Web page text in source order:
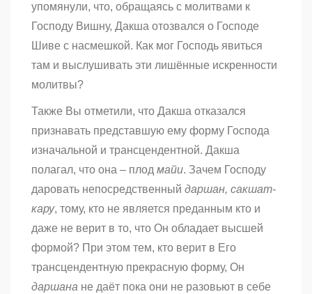
упомянули, что, обращаясь с молитвами к
Господу Вишну, Дакша отозвался о Господе
Шиве с насмешкой. Как мог Господь явиться
там и выслушивать эти лишённые искренности
молитвы?
Также Вы отметили, что Дакша отказался
признавать представшую ему форму Господа
изначальной и трансцендентной. Дакша
полагал, что она – плод майи. Зачем Господу
даровать непосредственный даршан, сакшат-
кару, тому, кто не является преданным кто и
даже не верит в то, что Он обладает высшей
формой? При этом тем, кто верит в Его
трансцендентную прекрасную форму, Он
даршана не даёт пока они не разовьют в себе